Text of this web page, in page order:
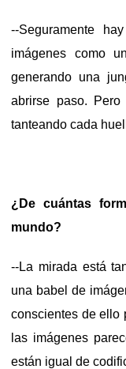
--Seguramente
imágenes como
generando una
abrirse paso.
tanteando cada
¿De cuántas
mundo?
--La mirada está
una babel de
conscientes de ello
las imágenes
están igual de